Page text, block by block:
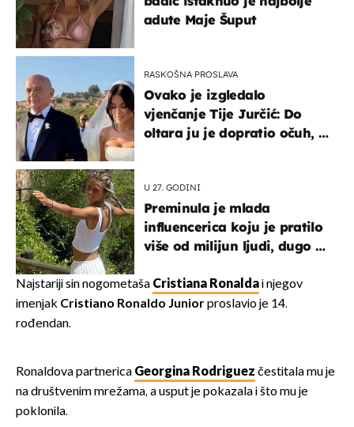
adute Maje Šuput
RASKOŠNA PROSLAVA
Ovako je izgledalo
vjenčanje Tije Jurčić: Do
oltara ju je dopratio očuh, a
U 27. GODINI
Preminula je mlada
influencerica koju je pratilo
više od milijun ljudi, dugo se
Najstariji sin nogometaša Cristiana Ronaldai njegov
imenjak Cristiano Ronaldo Juniorproslavio je 14.
rođendan.
Ronaldova partnerica Georgina Rodriguez čestitala mu je
na društvenim mrežama, a usput je pokazala i što mu je
poklonila.